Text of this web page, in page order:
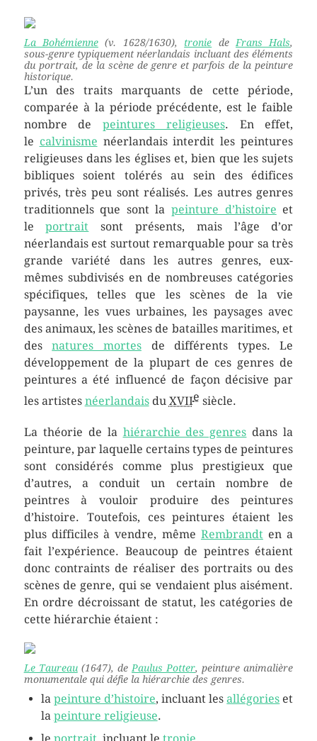
La Bohémienne (v. 1628/1630), tronie de Frans Hals,
sous-genre typiquement néerlandais incluant des éléments
du portrait, de la scène de genre et parfois de la peinture
historique.
L’un des traits marquants de cette période,
comparée à la période précédente, est le faible
nombre depeintures religieuses. En effet,
le calvinisme néerlandais interdit les peintures
religieuses dans les églises et, bien que les sujets
bibliques soient tolérés au sein des édifices
privés, très peu sont réalisés. Les autres genres
traditionnels que sont lapeinture d’histoire et
leportrait sont présents, mais l’âge d’or
néerlandais est surtout remarquable pour sa très
grande variété dans les autres genres, eux-
mêmes subdivisés en de nombreuses catégories
spécifiques, telles que les scènes de la vie
paysanne, les vues urbaines, les paysages avec
des animaux, les scènes de batailles maritimes, et
desnatures mortesde différents types. Le
développement de la plupart de ces genres de
peintures a été influencé de façon décisive par
les artistes néerlandaisdu XVIIe siècle.
La théorie de la hiérarchie des genres dans la
peinture, par laquelle certains types de peintures
sont considérés comme plus prestigieux que
d’autres, a conduit un certain nombre de
peintres à vouloir produire des peintures
d’histoire. Toutefois, ces peintures étaient les
plus difficiles à vendre, même Rembrandten a
fait l’expérience. Beaucoup de peintres étaient
donc contraints de réaliser des portraits ou des
scènes de genre, qui se vendaient plus aisément.
En ordre décroissant de statut, les catégories de
cette hiérarchie étaient :
Le Taureau(1647), dePaulus Potter, peinture animalière
monumentale qui défie la hiérarchie des genres.
la peinture d’histoire, incluant lesallégories et
la peinture religieuse.